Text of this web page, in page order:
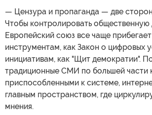
— Цензура и пропаганда — две
Чтобы контролировать общественную
Европейский союз все чаще
инструментам, как Закон о цифровых
инициативам, как "Щит демократии".
традиционные СМИ по большей части
приспособленными к системе,
главным пространством, где
мнения.